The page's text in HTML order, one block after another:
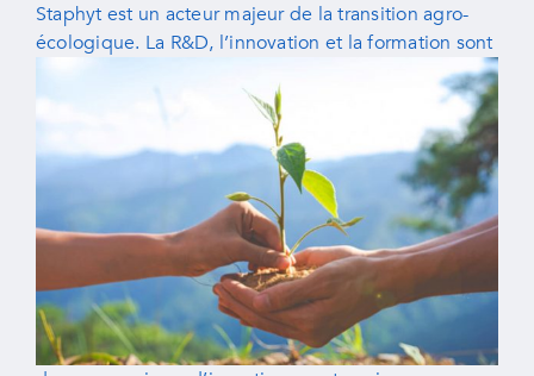
Staphyt est un acteur majeur de la transition agro-
écologique. La R&D, l’innovation et la formation sont